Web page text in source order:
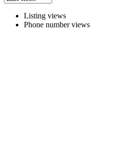
Listing views
Phone number views